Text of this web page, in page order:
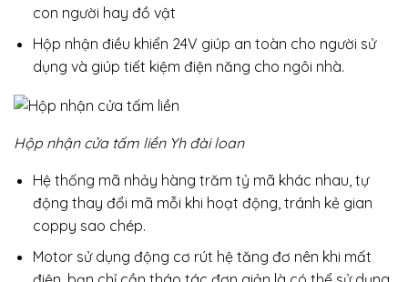
con người hay đồ vật
Hộp nhận điều khiển 24V giúp an toàn cho người sử
dụng và giúp tiết kiệm điện năng cho ngôi nhà.
Hộp nhận cửa tấm liền Yh đài loan
Hệ thống mã nhảy hàng trăm tỷ mã khác nhau, tự
động thay đổi mã mỗi khi hoạt động, tránh kẻ gian
coppy sao chép.
Motor sử dụng động cơ rút hệ tăng đơ nên khi mất